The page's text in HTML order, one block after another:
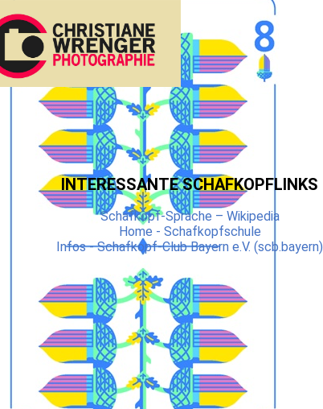
INTERESSANTE SCHAFKOPFLINKS
Schafkopf-Sprache – Wikipedia
Home - Schafkopfschule
Infos - Schafkopf-Club Bayern e.V. (scb.bayern)